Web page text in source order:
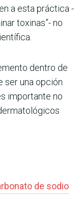
a esta práctica -
toxinas”- no
dentro de
ser una opción
importante no
de sodio